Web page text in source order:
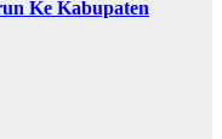
Ke Kabupaten